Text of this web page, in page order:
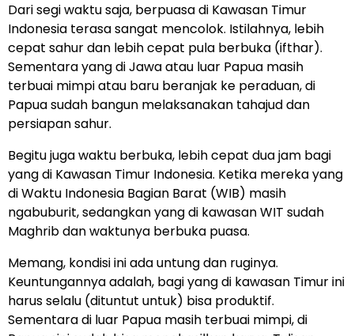
Dari segi waktu saja, berpuasa di Kawasan Timur
Indonesia terasa sangat mencolok. Istilahnya, lebih
cepat sahur dan lebih cepat pula berbuka (ifthar).
Sementara yang di Jawa atau luar Papua masih
terbuai mimpi atau baru beranjak ke peraduan, di
Papua sudah bangun melaksanakan tahajud dan
persiapan sahur.
Begitu juga waktu berbuka, lebih cepat dua jam bagi
yang di Kawasan Timur Indonesia. Ketika mereka yang
di Waktu Indonesia Bagian Barat (WIB) masih
ngabuburit, sedangkan yang di kawasan WIT sudah
Maghrib dan waktunya berbuka puasa.
Memang, kondisi ini ada untung dan ruginya.
Keuntungannya adalah, bagi yang di kawasan Timur ini
harus selalu (dituntut untuk) bisa produktif.
Sementara di luar Papua masih terbuai mimpi, di